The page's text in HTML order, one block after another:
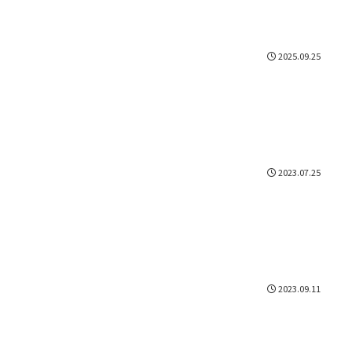
2025.09.25
2023.07.25
2023.09.11